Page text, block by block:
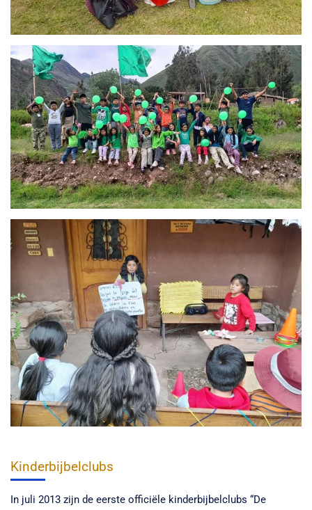
Kinderbijbelclubs
In juli 2013 zijn de eerste officiële kinderbijbelclubs “De